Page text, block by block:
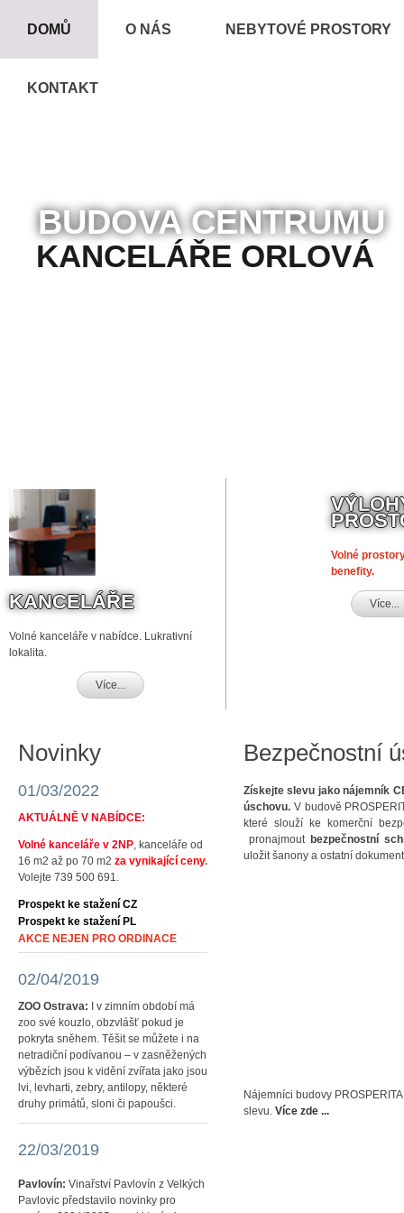
DOMŮ O NÁS NEBYTOVÉ PROSTORY
KONTAKT
BUDOVA CENTRUMU
KANCELÁŘE ORLOVÁ
KANCELÁŘE
Volné kanceláře v nabídce. Lukrativní
lokalita.
Více...
Volné
benefity.
Více...
Novinky
01/03/2022
AKTUÁLNĚ V NABÍDCE:
Volné kanceláře v 2NP, kanceláře od
16 m2 až po 70 m2 za vynikající ceny.
Volejte 739 500 691.
Prospekt ke stažení CZ
Prospekt ke stažení PL
AKCE NEJEN PRO ORDINACE
02/04/2019
ZOO Ostrava: I v zimním období má
zoo své kouzlo, obzvlášť pokud je
pokryta sněhem. Těšit se můžete i na
netradiční podívanou – v zasněžených
výbězích jsou k vidění zvířata jako jsou
lvi, levharti, zebry, antilopy, některé
druhy primátů, sloni či papoušci.
22/03/2019
Pavlovín: Vinařství Pavlovín z Velkých
Pavlovic představilo novinky pro
Bezpečnostní
Získejte slevu jako nájemník
úschovu. V budově
které slouží ke komerční
pronajmout bezpečnostní
uložit šanony a ostatní
Nájemníci budovy
slevu. Více zde ...